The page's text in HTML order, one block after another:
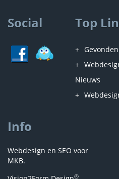
Social Top
Nieuws
Info
Webdesign en SEO voor
MKB.
®